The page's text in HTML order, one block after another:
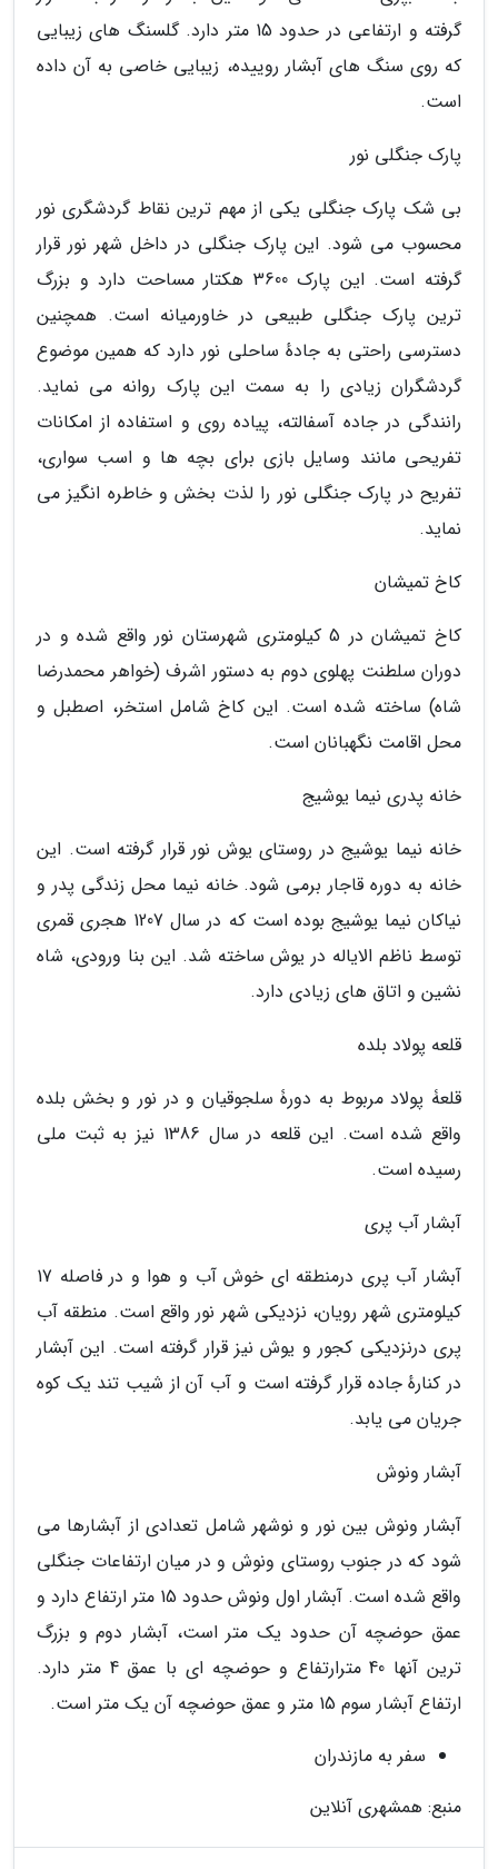
گرفته و ارتفاعی در حدود 15 متر دارد. گلسنگ های زیبایی
که روی سنگ های آبشار روییده، زیبایی خاصی به آن داده
است.
پارک جنگلی نور
بی شک پارک جنگلی یکی از مهم ترین نقاط گردشگری نور
محسوب می شود. این پارک جنگلی در داخل شهر نور قرار
گرفته است. این پارک 3600 هکتار مساحت دارد و بزرگ
ترین پارک جنگلی طبیعی در خاورمیانه است. همچنین
دسترسی راحتی به جادهٔ ساحلی نور دارد که همین موضوع
گردشگران زیادی را به سمت این پارک روانه می نماید.
رانندگی در جاده آسفالته، پیاده روی و استفاده از امکانات
تفریحی مانند وسایل بازی برای بچه ها و اسب سواری،
تفریح در پارک جنگلی نور را لذت بخش و خاطره انگیز می
نماید.
کاخ تمیشان
کاخ تمیشان در 5 کیلومتری شهرستان نور واقع شده و در
دوران سلطنت پهلوی دوم به دستور اشرف (خواهر محمدرضا
شاه) ساخته شده است. این کاخ شامل استخر، اصطبل و
محل اقامت نگهبانان است.
خانه پدری نیما یوشیج
خانه نیما یوشیج در روستای یوش نور قرار گرفته است. این
خانه به دوره قاجار برمی شود. خانه نیما محل زندگی پدر و
نیاکان نیما یوشیج بوده است که در سال 1207 هجری قمری
توسط ناظم الایاله در یوش ساخته شد. این بنا ورودی، شاه
نشین و اتاق های زیادی دارد.
قلعه پولاد بلده
قلعۀ پولاد مربوط به دورۀ سلجوقیان و در نور و بخش بلده
واقع شده است. این قلعه در سال 1386 نیز به ثبت ملی
رسیده است.
آبشار آب پری
آبشار آب پری درمنطقه ای خوش آب و هوا و در فاصله 17
کیلومتری شهر رویان، نزدیکی شهر نور واقع است. منطقه آب
پری درنزدیکی کجور و یوش نیز قرار گرفته است. این آبشار
در کنارهٔ جاده قرار گرفته است و آب آن از شیب تند یک کوه
جریان می یابد.
آبشار ونوش
آبشار ونوش بین نور و نوشهر شامل تعدادی از آبشارها می
شود که در جنوب روستای ونوش و در میان ارتفاعات جنگلی
واقع شده است. آبشار اول ونوش حدود 15 متر ارتفاع دارد و
عمق حوضچه آن حدود یک متر است، آبشار دوم و بزرگ
ترین آنها 40 مترارتفاع و حوضچه ای با عمق 4 متر دارد.
ارتفاع آبشار سوم 15 متر و عمق حوضچه آن یک متر است.
سفر به مازندران
منبع: همشهری آنلاین